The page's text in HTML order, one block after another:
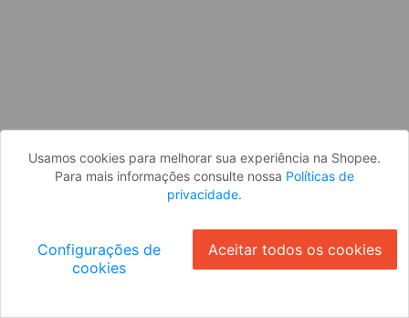
Usamos cookies para melhorar sua experiência na Shopee.
Para mais informações consulte nossa Políticas de
privacidade.
Configurações de
cookies
Aceitar todos os cookies